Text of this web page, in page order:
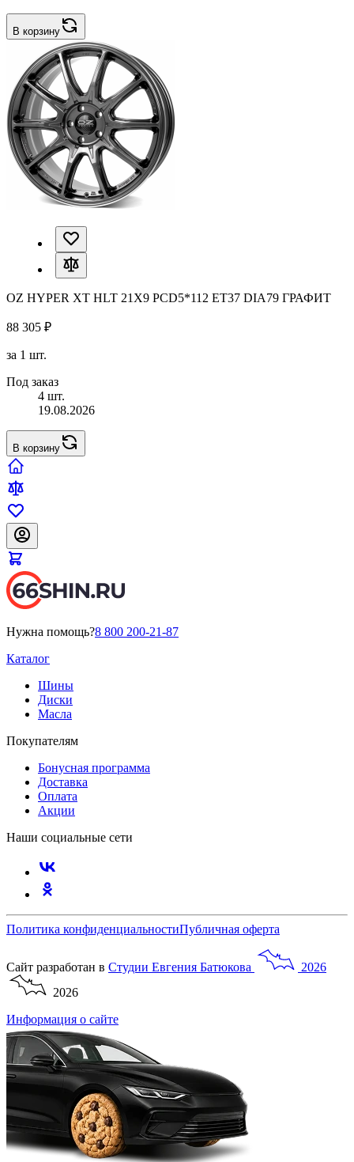
В корзину
OZ HYPER XT HLT 21X9 PCD5*112 ET37 DIA79 ГРАФИТ
88 305 ₽
за 1 шт.
Под заказ
4 шт.
19.08.2026
В корзину
Нужна помощь?8 800 200-21-87
Каталог
Шины
Диски
Масла
Покупателям
Бонусная программа
Доставка
Оплата
Акции
Наши социальные сети
Политика конфиденциальностиПубличная оферта
Сайт разработан в Студии Евгения Батюкова
2026
2026
Информация о сайте